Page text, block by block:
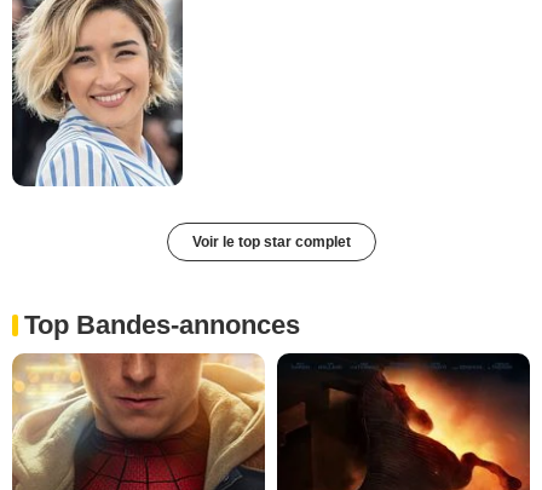
Voir le top star complet
Top Bandes-annonces